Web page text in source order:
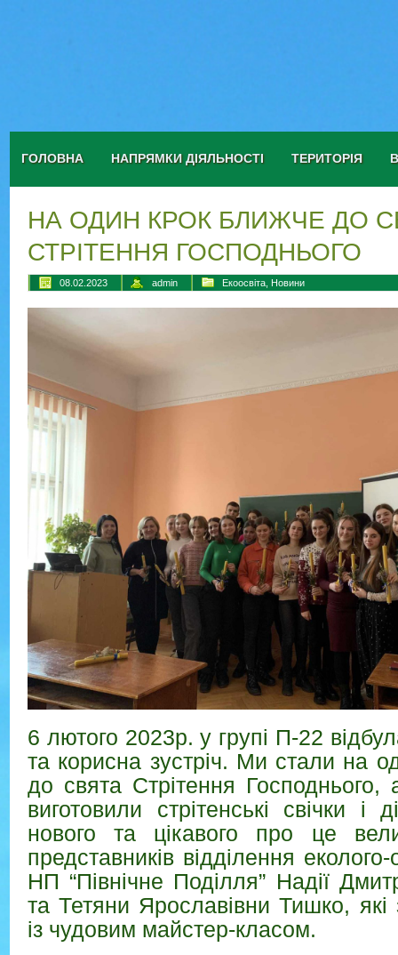
ГОЛОВНА НАПРЯМКИ ДІЯЛЬНОСТІ ТЕРИТОРІЯ
НА ОДИН КРОК БЛИЖЧЕ ДО
СТРІТЕННЯ ГОСПОДНЬОГО
08.02.2023 admin Екоосвіта Новини
6 лютого 2023р. у групі П-22
та корисна зустріч. Ми стали на
до свята Стрітення Господнього,
виготовили стрітенські свічки і
нового та цікавого про це
представників відділення еколого-
НП “Північне Поділля” Надії
та Тетяни Ярославівни Тишко, які
із чудовим майстер-класом.